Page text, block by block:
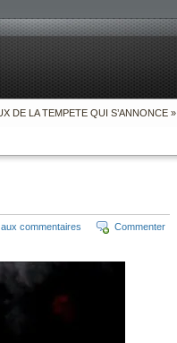
DE LA TEMPETE QUI S’ANNONCE »
Commenter
commentaires